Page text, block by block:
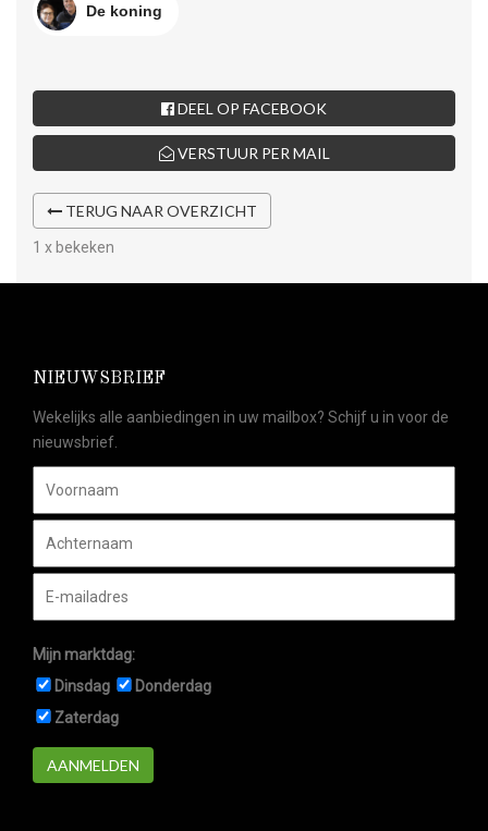
De koning
DEEL OP FACEBOOK
VERSTUUR PER MAIL
TERUG NAAR OVERZICHT
1 x bekeken
NIEUWSBRIEF
Wekelijks alle aanbiedingen in uw mailbox? Schijf u in voor de
nieuwsbrief.
Mijn marktdag:
Dinsdag
Donderdag
Zaterdag
AANMELDEN